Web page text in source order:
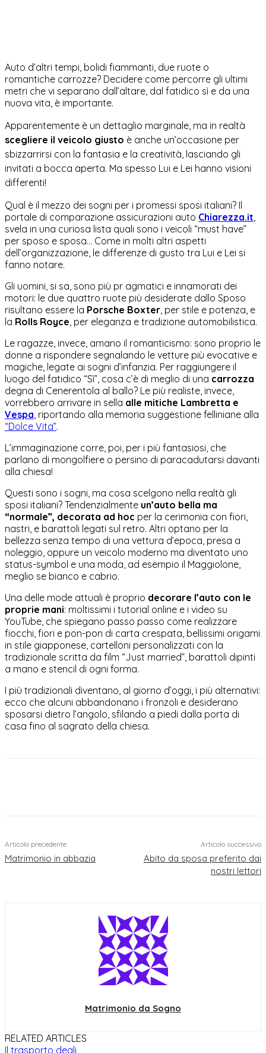
Auto d’altri tempi, bolidi fiammanti, due ruote o
romantiche carrozze? Decidere come percorre gli ultimi
metri che vi separano dall’altare, dal fatidico sì e da una
nuova vita, è importante.
Apparentemente è un dettaglio marginale, ma in realtà
scegliere il veicolo giusto è anche un’occasione per
sbizzarrirsi con la fantasia e la creatività, lasciando gli
invitati a bocca aperta. Ma spesso Lui e Lei hanno visioni
differenti!
Qual è il mezzo dei sogni per i promessi sposi italiani? Il
portale di comparazione assicurazioni auto Chiarezza.it,
svela in una curiosa lista quali sono i veicoli “must have”
per sposo e sposa… Come in molti altri aspetti
dell’organizzazione, le differenze di gusto tra Lui e Lei si
fanno notare.
Gli uomini, si sa, sono più pr agmatici e innamorati dei
motori: le due quattro ruote più desiderate dallo Sposo
risultano essere la Porsche Boxter, per stile e potenza, e
la Rolls Royce, per eleganza e tradizione automobilistica.
Le ragazze, invece, amano il romanticismo: sono proprio le
donne a rispondere segnalando le vetture più evocative e
magiche, legate ai sogni d’infanzia. Per raggiungere il
luogo del fatidico “Sì”, cosa c’è di meglio di una carrozza
degna di Cenerentola al ballo? Le più realiste, invece,
vorrebbero arrivare in sella alle mitiche Lambretta e
Vespa, riportando alla memoria suggestione felliniane alla
“Dolce Vita”.
L’immaginazione corre, poi, per i più fantasiosi, che
parlano di mongolfiere o persino di paracadutarsi davanti
alla chiesa!
Questi sono i sogni, ma cosa scelgono nella realtà gli
sposi italiani? Tendenzialmente un’auto bella ma
“normale”, decorata ad hoc per la cerimonia con fiori,
nastri, e barattoli legati sul retro. Altri optano per la
bellezza senza tempo di una vettura d’epoca, presa a
noleggio, oppure un veicolo moderno ma diventato uno
status-symbol e una moda, ad esempio il Maggiolone,
meglio se bianco e cabrio.
Una delle mode attuali è proprio decorare l’auto con le
proprie mani: moltissimi i tutorial online e i video su
YouTube, che spiegano passo passo come realizzare
fiocchi, fiori e pon-pon di carta crespata, bellissimi origami
in stile giapponese, cartelloni personalizzati con la
tradizionale scritta da film “Just married”, barattoli dipinti
a mano e stencil di ogni forma.
I più tradizionali diventano, al giorno d’oggi, i più alternativi:
ecco che alcuni abbandonano i fronzoli e desiderano
sposarsi dietro l’angolo, sfilando a piedi dalla porta di
casa fino al sagrato della chiesa.
Articolo precedente
Matrimonio in abbazia
Articolo successivo
Abito da sposa preferito dai
nostri lettori
Matrimonio da Sogno
RELATED ARTICLES
Il trasporto degli